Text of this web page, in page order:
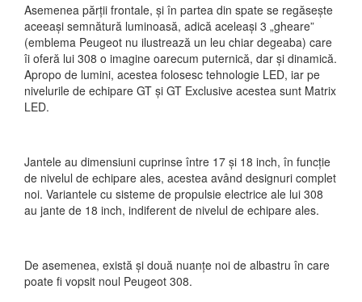
Asemenea părții frontale, și în partea din spate se regăsește
aceeași semnătură luminoasă, adică aceleași 3 „gheare”
(emblema Peugeot nu ilustrează un leu chiar degeaba) care
îi oferă lui 308 o imagine oarecum puternică, dar și dinamică.
Apropo de lumini, acestea folosesc tehnologie LED, iar pe
nivelurile de echipare GT și GT Exclusive acestea sunt Matrix
LED.
Jantele au dimensiuni cuprinse între 17 și 18 inch, în funcție
de nivelul de echipare ales, acestea având designuri complet
noi. Variantele cu sisteme de propulsie electrice ale lui 308
au jante de 18 inch, indiferent de nivelul de echipare ales.
De asemenea, există și două nuanțe noi de albastru în care
poate fi vopsit noul Peugeot 308.